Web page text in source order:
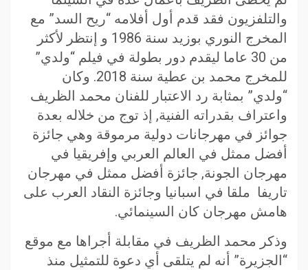
والتلفزيون فقد قدم أول أفلامه “ريح السد” مع
المخرج النوري بوزيد سنة 1986 و إنتظر لأكثر
من 30 عاما ليقدم دور بطولة في فيلم “ولدي”
للمخرج محمد بن عطية سنة 2018. وكان
“ولدي” بمثابة رد الاعتبار للفنان محمد الظريف
واعتراف بقدراته الفنية, إذ توج من خلاله بعدة
جوائز في مهرجانات دولية مرموقة وهي جائزة
أفضل ممثل في العالم العربي وإفريقيا في
مهرجان الجونة, جائزة أفضل ممثل في مهرجان
تاريفا ملقا في اسبانيا وجائزة النقاد العرب على
هامش مهرجان كان السينمائي.
وذكر محمد الظريف في مقابلة أجراها مع موقع
“الجزيرة” أنه لم يتلقى أي دعوة للتمثيل منذ